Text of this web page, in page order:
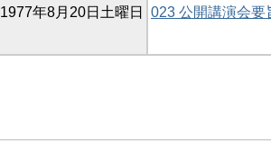
1977年8月20日土曜日 023 公開講演会要